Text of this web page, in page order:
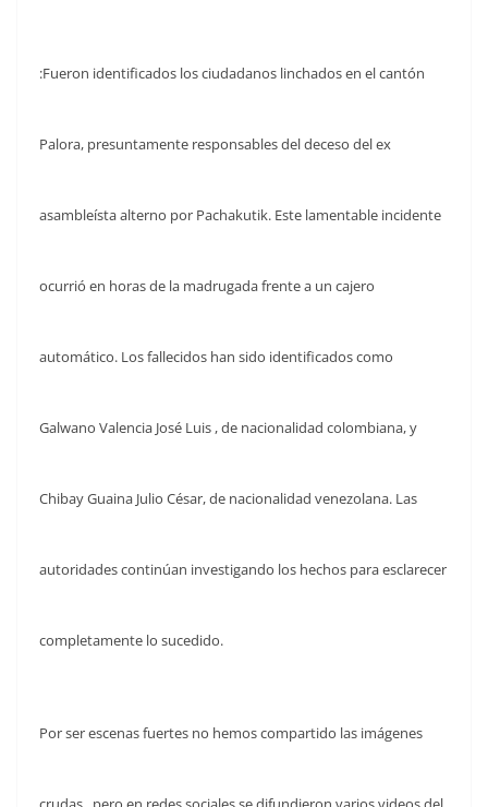
:Fueron identificados los ciudadanos linchados en el cantón
Palora, presuntamente responsables del deceso del ex
asambleísta alterno por Pachakutik. Este lamentable incidente
ocurrió en horas de la madrugada frente a un cajero
automático. Los fallecidos han sido identificados como
Galwano Valencia José Luis , de nacionalidad colombiana, y
Chibay Guaina Julio César, de nacionalidad venezolana. Las
autoridades continúan investigando los hechos para esclarecer
completamente lo sucedido.
Por ser escenas fuertes no hemos compartido las imágenes